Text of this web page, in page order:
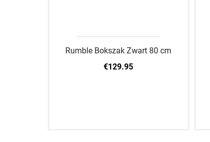
Rumble Bokszak Zwart 80 cm
€129.95